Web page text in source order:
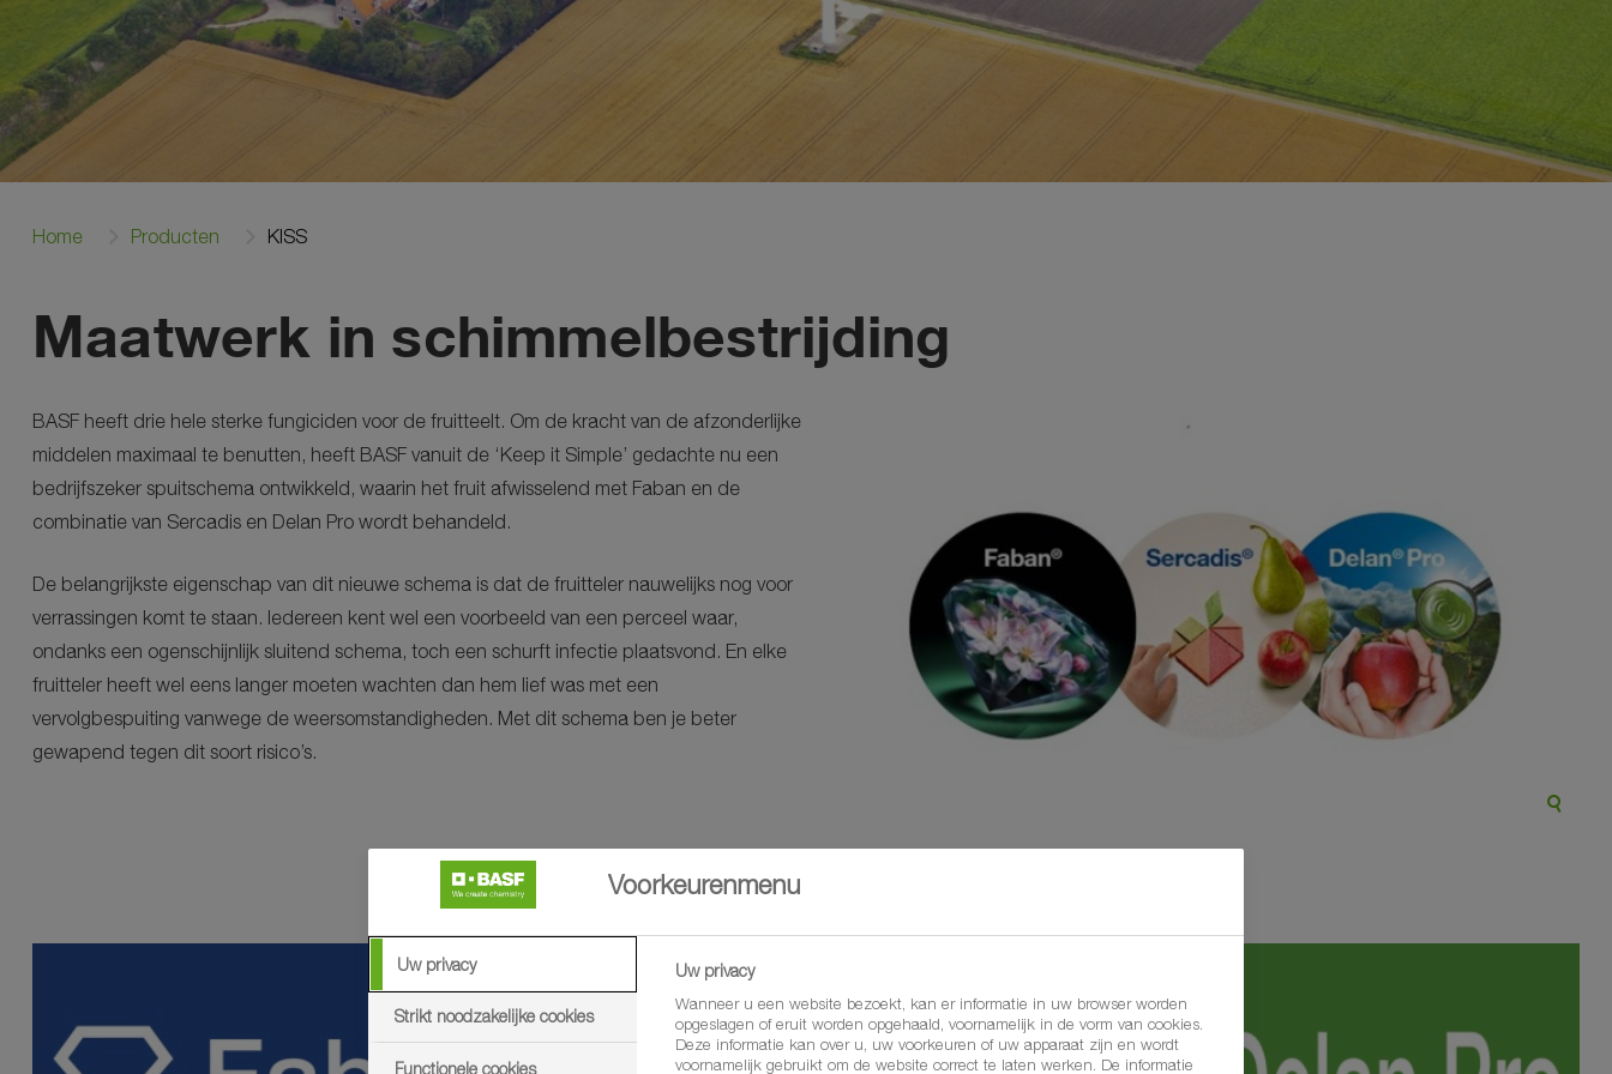
Home Producten KISS
Maatwerk in schimmelbestrijding
BASF heeft drie hele sterke fungiciden voor de fruitteelt. Om de kracht van de afzonderlijke
middelen maximaal te benutten, heeft BASF vanuit de ‘Keep it Simple’ gedachte nu een
bedrijfszeker spuitschema ontwikkeld, waarin het fruit afwisselend met Faban en de
combinatie van Sercadis en Delan Pro wordt behandeld.
De belangrijkste eigenschap van dit nieuwe schema is dat de fruitteler nauwelijks nog voor
verrassingen komt te staan. Iedereen kent wel een voorbeeld van een perceel waar,
ondanks een ogenschijnlijk sluitend schema, toch een schurft infectie plaatsvond. En elke
fruitteler heeft wel eens langer moeten wachten dan hem lief was met een
vervolgbespuiting vanwege de weersomstandigheden. Met dit schema ben je beter
gewapend tegen dit soort risico’s.
Voorkeurenmenu
Uw privacy
Strikt noodzakelijke cookies
Functionele cookies
Uw privacy
Wanneer u een website bezoekt, kan er informatie in uw browser worden
opgeslagen of eruit worden opgehaald, voornamelijk in de vorm van cookies.
Deze informatie kan over u, uw voorkeuren of uw apparaat zijn en wordt
voornamelijk gebruikt om de website correct te laten werken. De informatie